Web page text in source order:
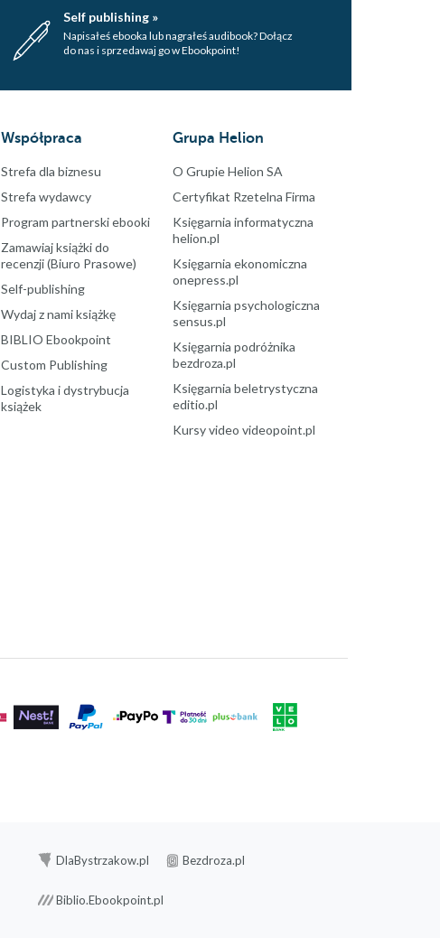
Self publishing »
Napisałeś ebooka lub nagrałeś audibook? Dołącz
do nas i sprzedawaj go w Ebookpoint!
Współpraca
Strefa dla biznesu
Strefa wydawcy
Program partnerski ebooki
Zamawiaj książki do
recenzji (Biuro Prasowe)
Self-publishing
Wydaj z nami książkę
BIBLIO Ebookpoint
Custom Publishing
Logistyka i dystrybucja
książek
Grupa Helion
O Grupie Helion SA
Certyfikat Rzetelna Firma
Księgarnia informatyczna
helion.pl
Księgarnia ekonomiczna
onepress.pl
Księgarnia psychologiczna
sensus.pl
Księgarnia podróżnika
bezdroza.pl
Księgarnia beletrystyczna
editio.pl
Kursy video videopoint.pl
DlaBystrzakow.pl Bezdroza.pl
Biblio.Ebookpoint.pl